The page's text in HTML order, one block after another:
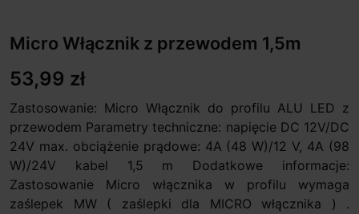
Micro Włącznik z przewodem 1,5m
53,99 zł
Zastosowanie: Micro Włącznik do profilu ALU LED z
przewodem Parametry techniczne: napięcie DC 12V/DC
24V max. obciążenie prądowe: 4A (48 W)/12 V, 4A (98
W)/24V kabel 1,5 m Dodatkowe informacje:
Zastosowanie Micro włącznika w profilu wymaga
zaślepek MW ( zaślepki dla MICRO włącznika ) .